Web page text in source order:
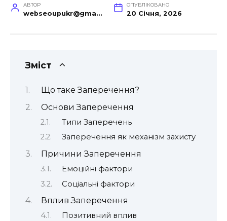
АВТОР
webseoupukr@gmail.com
ОПУБЛІКОВАНО
20 Січня, 2026
Зміст
Що таке Заперечення?
Основи Заперечення
Типи Заперечень
Заперечення як механізм захисту
Причини Заперечення
Емоційні фактори
Соціальні фактори
Вплив Заперечення
Позитивний вплив